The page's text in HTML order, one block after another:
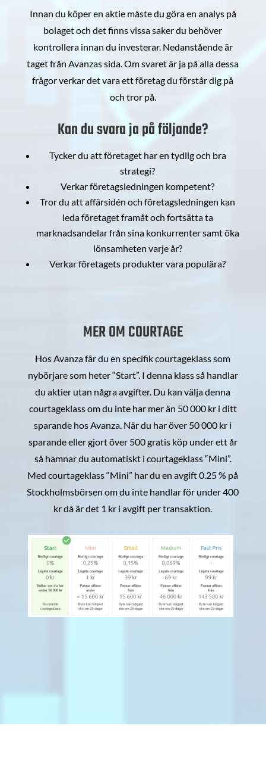
Innan du köper en aktie måste du göra en analys på
bolaget och det finns vissa saker du behöver
kontrollera innan du investerar. Nedanstående är
taget från Avanzas sida. Om svaret är ja på alla dessa
frågor verkar det vara ett företag du förstår dig på
och tror på.
Kan du svara ja på följande?
Tycker du att företaget har en tydlig och bra
strategi?
Verkar företagsledningen kompetent?
Tror du att affärsidén och företagsledningen kan
leda företaget framåt och fortsätta ta
marknadsandelar från sina konkurrenter samt öka
lönsamheten varje år?
Verkar företagets produkter vara populära?
MER OM COURTAGE
Hos Avanza får du en specifik courtageklass som
nybörjare som heter “Start”. I denna klass så handlar
du aktier utan några avgifter. Du kan välja denna
courtageklass om du inte har mer än 50 000 kr i ditt
sparande hos Avanza. När du har över 50 000 kr i
sparande eller gjort över 500 gratis köp under ett år
så hamnar du automatiskt i courtageklass “Mini”.
Med courtageklass “Mini” har du en avgift 0.25 % på
Stockholmsbörsen om du inte handlar för under 400
kr då är det 1 kr i avgift per transaktion.